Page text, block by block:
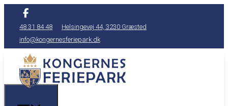
48 31 84 48
Helsingevej 44, 3230 Græsted
info@kongernesferiepark.dk